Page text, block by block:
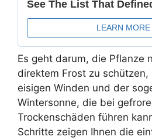
Es geht darum, die Pflanze
direktem Frost zu
eisigen Winden und der
Wintersonne, die bei
Trockenschäden führen
Schritte zeigen Ihnen die